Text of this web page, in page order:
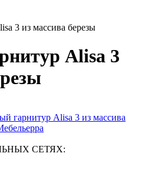
3 из массива березы
Alisa 3
СЕТЯХ: